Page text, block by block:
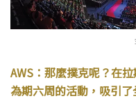
AWS：那麼撲克呢？在
為期六周的活動，吸引